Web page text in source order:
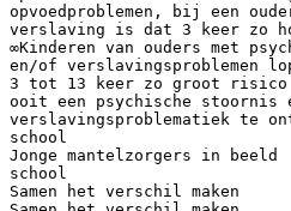
opvoedproblemen, bij een
verslaving is dat 3 keer zo
∞Kinderen van ouders met
en/of verslavingsproblemen
3 tot 13 keer zo groot risico
ooit een psychische stoornis
verslavingsproblematiek te
school
Jonge mantelzorgers in beeld
school
Samen het verschil maken